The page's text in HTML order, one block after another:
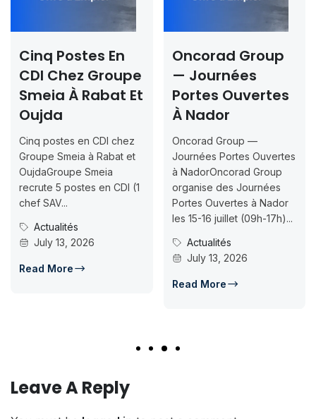
Postes En
Chez Groupe
À Rabat Et
postes en CDI chez
Smeia à Rabat et
Smeia
5 postes en CDI (1
SAV...
Actualités
July 13, 2026
More
Oncorad Group
— Journées
Portes Ouvertes
À Nador
Oncorad Group —
Journées Portes Ouvertes
à NadorOncorad Group
organise des Journées
Portes Ouvertes à Nador
les 15-16 juillet (09h-17h)...
Actualités
July 13, 2026
Read More
Leave A Reply